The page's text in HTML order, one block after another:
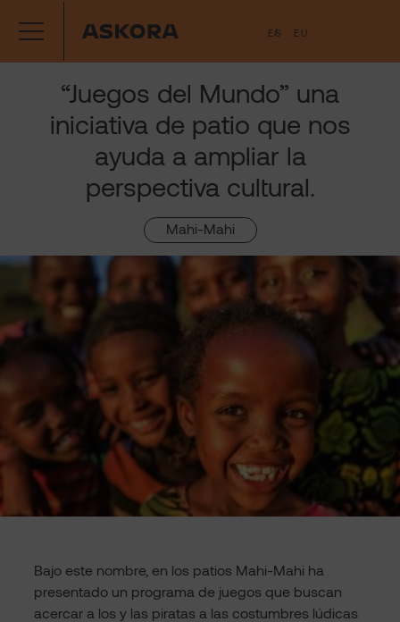
contenido
ES EU
“Juegos del Mundo” una
iniciativa de patio que nos
ayuda a ampliar la
perspectiva cultural.
Mahi-Mahi
Bajo este nombre, en los patios Mahi-Mahi ha
presentado un programa de juegos que buscan
acercar a los y las piratas a las costumbres lúdicas